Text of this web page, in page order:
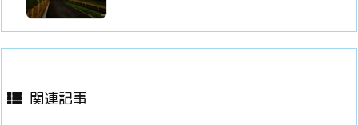
関連記事